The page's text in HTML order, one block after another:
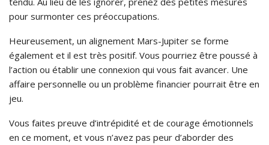
pour surmonter ces préoccupations.
Heureusement, un alignement Mars-Jupiter se forme
également et il est très positif. Vous pourriez être poussé à
l’action ou établir une connexion qui vous fait avancer. Une
affaire personnelle ou un problème financier pourrait être en
jeu.
Vous faites preuve d’intrépidité et de courage émotionnels
en ce moment, et vous n’avez pas peur d’aborder des